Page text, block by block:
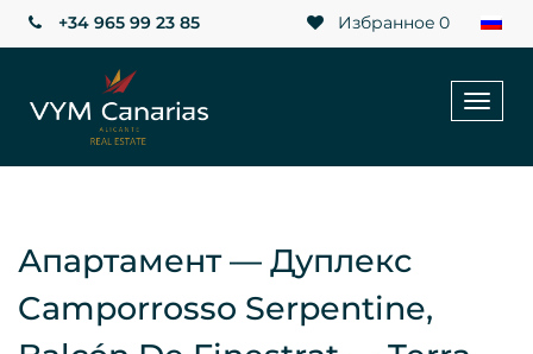
Избранное 0
+34 965 99 23 85
Апартамент — Дуплекс
Camporrosso Serpentine,